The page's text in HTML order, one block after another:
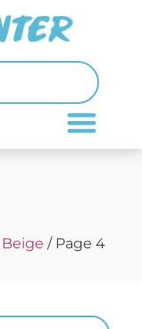
Beige / Page 4